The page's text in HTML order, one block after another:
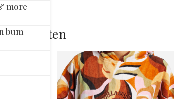
more
bum
producten